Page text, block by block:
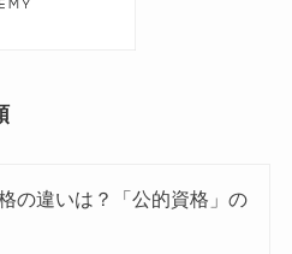
の違いは？「公的資格」の